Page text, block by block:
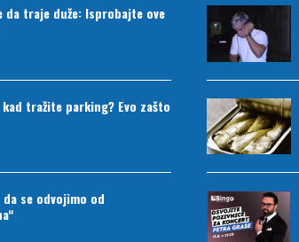
da traje duže: Isprobajte ove
tražite parking? Evo zašto
da se odvojimo od